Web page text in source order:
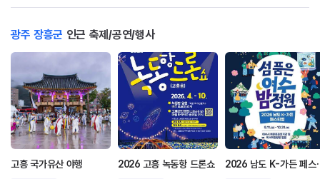
광주 장흥군 인근 축제/공연/행사
고흥 국가유산 야행 2026 고흥 녹동항 드론쇼 2026